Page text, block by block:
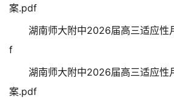
案.pdf
湖南师大附中2026届高三适应性
f
湖南师大附中2026届高三适应性
案.pdf